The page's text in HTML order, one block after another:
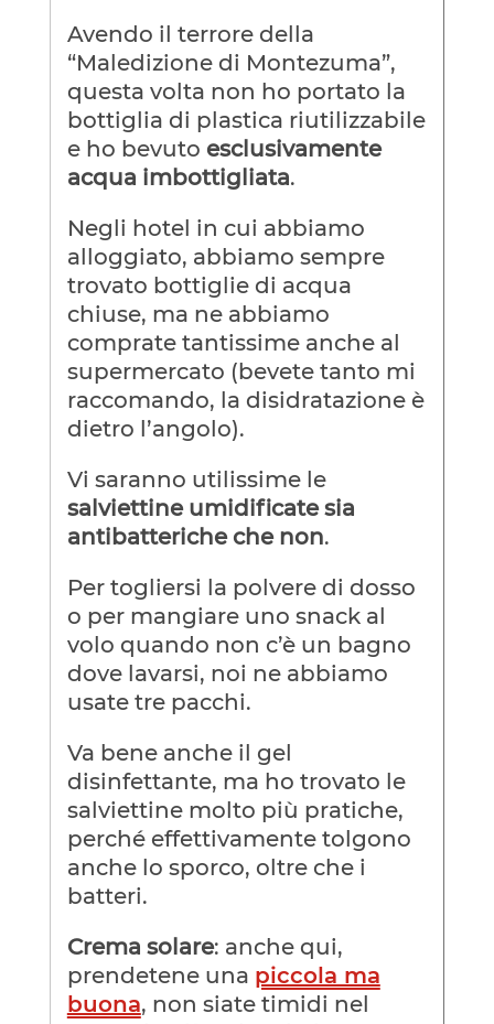
Avendo il terrore della
“Maledizione di Montezuma”,
questa volta non ho portato la
bottiglia di plastica riutilizzabile
e ho bevuto esclusivamente
acqua imbottigliata.
Negli hotel in cui abbiamo
alloggiato, abbiamo sempre
trovato bottiglie di acqua
chiuse, ma ne abbiamo
comprate tantissime anche al
supermercato (bevete tanto mi
raccomando, la disidratazione è
dietro l’angolo).
Vi saranno utilissime le
salviettine umidificate sia
antibatteriche che non.
Per togliersi la polvere di dosso
o per mangiare uno snack al
volo quando non c’è un bagno
dove lavarsi, noi ne abbiamo
usate tre pacchi.
Va bene anche il gel
disinfettante, ma ho trovato le
salviettine molto più pratiche,
perché effettivamente tolgono
anche lo sporco, oltre che i
batteri.
Crema solare: anche qui,
prendetene una piccola ma
buona, non siate timidi nel